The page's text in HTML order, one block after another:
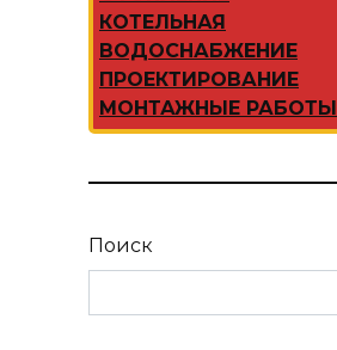
КОТЕЛЬНАЯ
ВОДОСНАБЖЕНИЕ
ПРОЕКТИРОВАНИЕ
МОНТАЖНЫЕ РАБОТЫ
Поиск